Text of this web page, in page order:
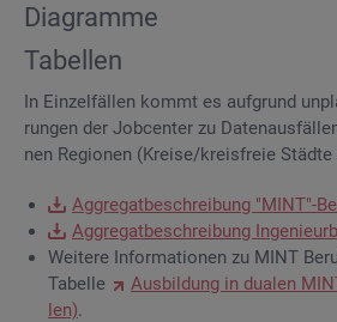
Dia­gram­me
Ta­bel­len
In Ein­zel­fäl­len kommt es auf­grund
run­gen der Job­cen­ter zu
nen Re­gio­nen (Krei­se/kreis­freie
Ag­gre­gat­be­schrei­bung "MINT"-
Ag­gre­gat­be­schrei­bung
Wei­te­re In­for­ma­tio­nen zu MINT
Ta­bel­le
Aus­bil­dung in dua­len
len).